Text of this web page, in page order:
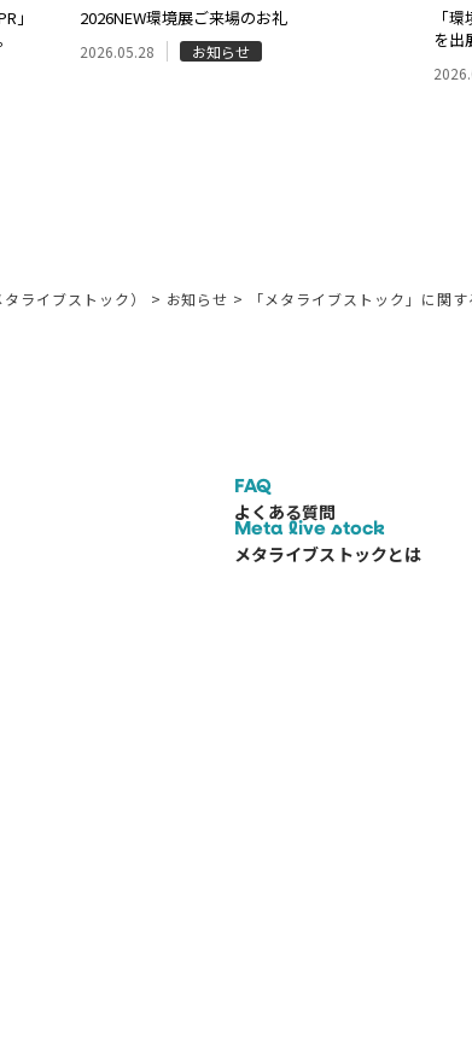
」
2026NEW環境展ご来場のお礼
2026.05.28 お知らせ
「
を出
ライブストック） > お知らせ > 「メタライブストック」に関
FAQ
よくある質問
Meta live stock
メタライブストックとは